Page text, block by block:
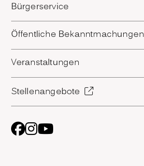
Bürgerservice
Öffentliche Bekanntmachungen
Veranstaltungen
Stellenangebote